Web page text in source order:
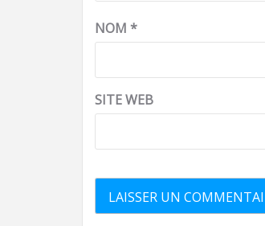
NOM *
SITE WEB